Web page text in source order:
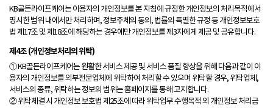
KB골든라이프케어는 이용자의 개인정보를 본 지침에 규정한 개인정보의 처리목적에서
명시한 범위 내에서만 처리하며, 정보주체의 동의, 법률의 특별한 규정 등 개인정보보호
법 제17조 및 제18조에 해당하는 경우에만 개인정보를 제3자에게 제공 및 공유합니다.
제4조 (개인정보처리의 위탁)
① KB골든라이프케어는 원활한 서비스 제공 및 서비스 품질 향상을 위해 다음과 같이 이
용자의 개인정보를 외부전문업체에 위탁하여 처리할 수 있으며 위탁할 경우, 위탁업체,
서비스의 종류, 위탁하는 정보의 범위는 홈페이지를 통해 고지합니다.
② 위탁체결 시 개인정보 보호법 제25조에 따라 위탁업무 수행목적 외 개인정보 처리금